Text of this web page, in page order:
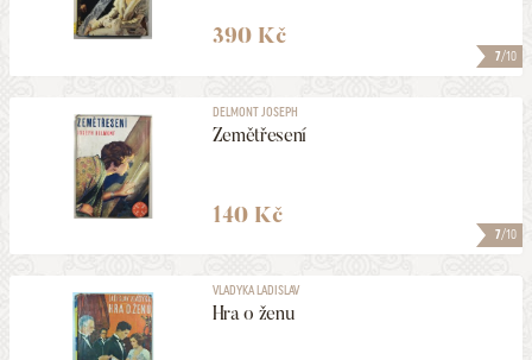
7/10
390 Kč
7/10
DELMONT JOSEPH
Zemětřesení
140 Kč
VLADYKA LADISLAV
Hra o ženu